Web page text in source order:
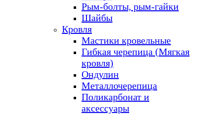
Рым-болты, рым-гайки
Шайбы
Кровля
Мастики кровельные
Гибкая черепица (Мягкая
кровля)
Ондулин
Металлочерепица
Поликарбонат и
аксессуары